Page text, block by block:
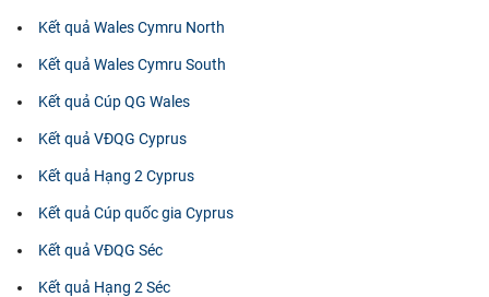
Kết quả Wales Cymru North
Kết quả Wales Cymru South
Kết quả Cúp QG Wales
Kết quả VĐQG Cyprus
Kết quả Hạng 2 Cyprus
Kết quả Cúp quốc gia Cyprus
Kết quả VĐQG Séc
Kết quả Hạng 2 Séc